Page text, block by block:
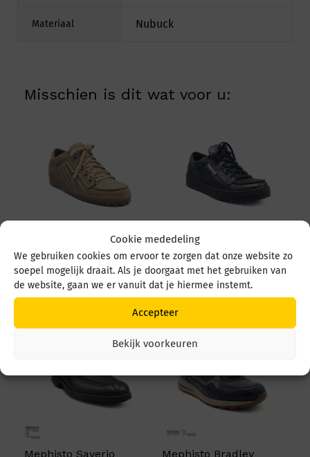
Cookie mededeling
We gebruiken cookies om ervoor te zorgen dat onze website zo
soepel mogelijk draait. Als je doorgaat met het gebruiken van
de website, gaan we er vanuit dat je hiermee instemt.
Accepteer
Bekijk voorkeuren
Materiaal Nubuck
Misschien is dit wat voor u:
Mephisto Rainbow
Rainbow Taupe
€199,95
Mephisto Rainbow
Rainbow Zwart
€
Mephisto Saverio
Mephisto Bradley